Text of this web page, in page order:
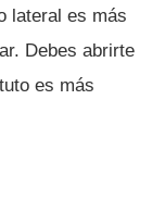
lateral es más
Debes abrirte
es más